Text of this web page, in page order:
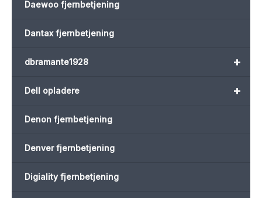
Daewoo fjernbetjening
Dantax fjernbetjening
+
dbramante1928
+
Dell opladere
Denon fjernbetjening
Denver fjernbetjening
Digiality fjernbetjening